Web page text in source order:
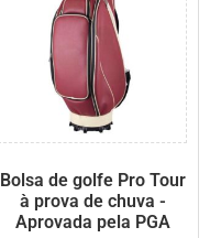
Bolsa de golfe Pro Tour
à prova de chuva -
Aprovada pela PGA